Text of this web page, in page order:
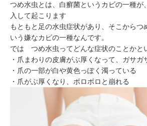
つめ水虫とは、白癬菌というカビの一種が
入して起こります
もともと足の水虫症状があり、そこからつ
いう嫌なカビの一種なんです。
では つめ水虫ってどんな症状のことか
・爪まわりの皮膚がぶ厚くなって、ガサガ
・爪の一部が白や黄色っぽく濁っている
・爪がぶ厚くなり、ボロボロと崩れる